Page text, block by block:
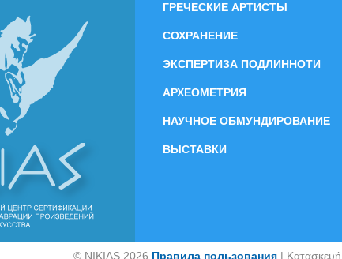
ГРЕЧЕСКИЕ АРТИСТЫ
СОХРАНЕНИЕ
ЭКСПЕРТИЗА ПОДЛИННОТИ
АРХЕОМЕТРИЯ
НАУЧНОЕ ОБМУНДИРОВАНИЕ
ВЫСТАВКИ
© NIKIAS 2026 Правила пользования |